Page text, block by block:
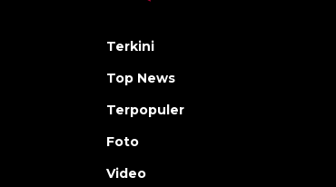
Terkini
Top News
Terpopuler
Foto
Video